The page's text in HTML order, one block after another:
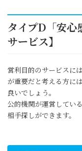
タイプD「安心
サービス】
営利目的のサービスに
が重要だと考える方に
良いでしょう。
公的機関が運営してい
相手探しができます。